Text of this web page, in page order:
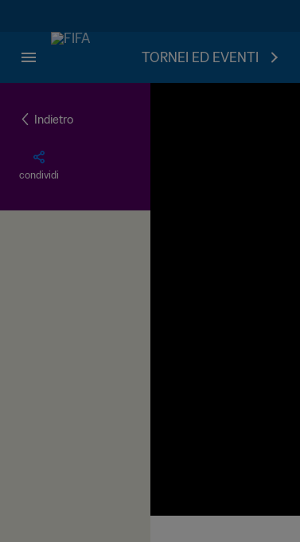
TORNEI ED EVENTI
Indietro
condividi